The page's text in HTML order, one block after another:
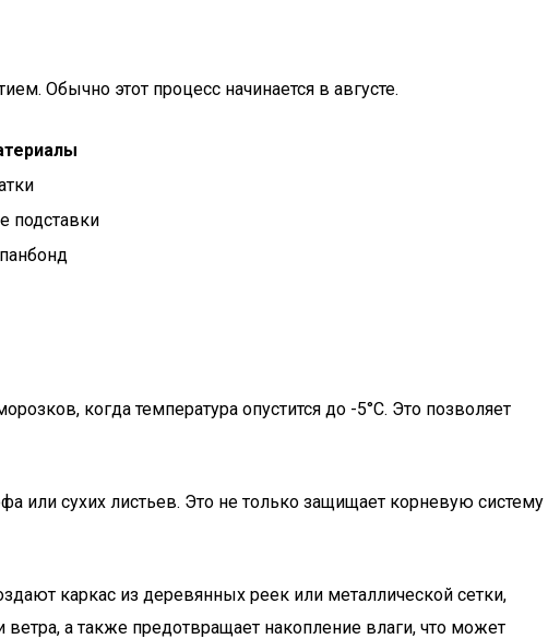
Обычно этот процесс начинается в августе.
подставки
когда температура опустится до -5°C. Это позволяет
или сухих листьев. Это не только защищает корневую систему
каркас из деревянных реек или металлической сетки,
а также предотвращает накопление влаги, что может